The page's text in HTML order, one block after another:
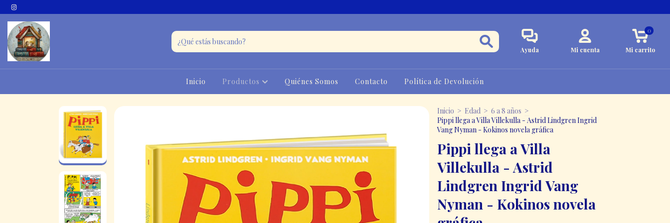
Ayuda Mi cuenta Mi carrito
0
Inicio Productos Quiénes Somos Contacto Política de Devolución
Inicio > Edad > 6 a 8 años >
Pippi llega a Villa Villekulla - Astrid Lindgren Ingrid
Vang Nyman - Kokinos novela gráfica
Pippi llega a Villa
Villekulla - Astrid
Lindgren Ingrid Vang
Nyman - Kokinos novela